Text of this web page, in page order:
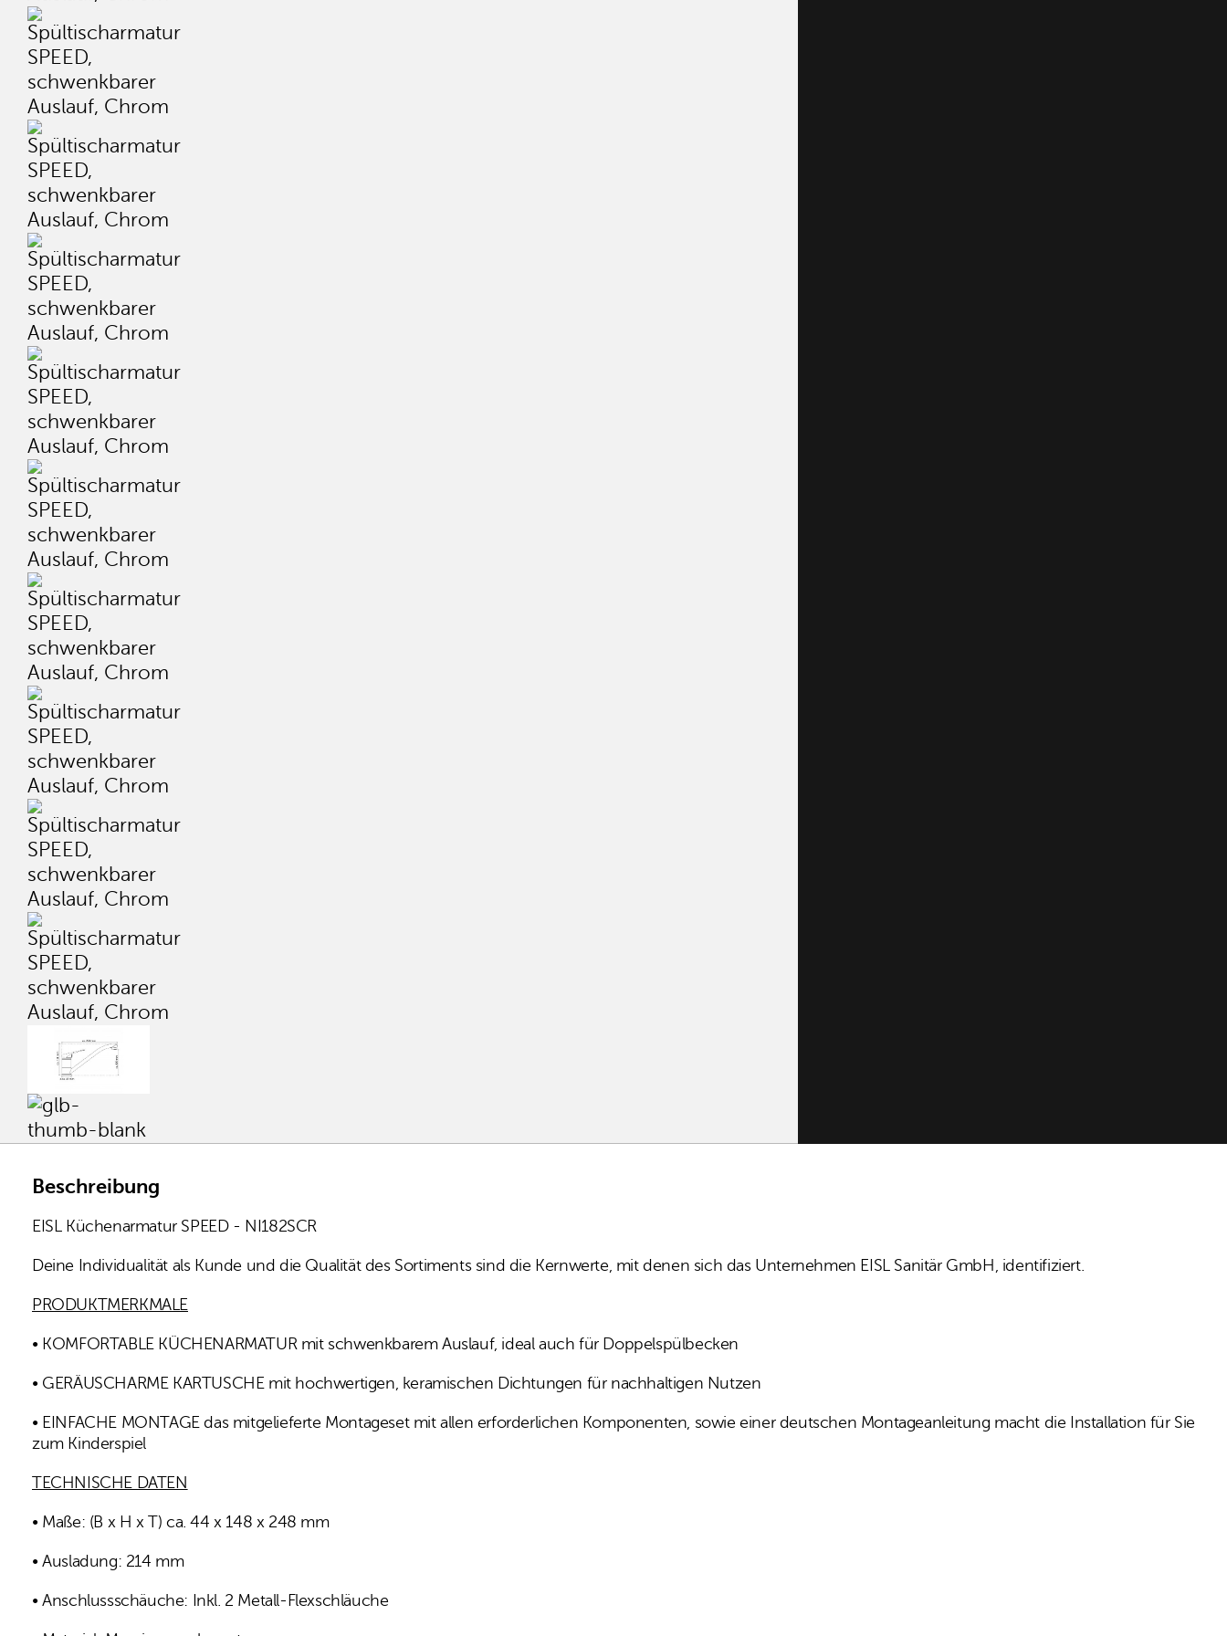
Beschreibung
EISL Küchenarmatur SPEED - NI182SCR
Deine Individualität als Kunde und die Qualität des Sortiments sind die Kernwerte, mit denen sich das Unternehmen EISL Sanitär GmbH, identifiziert.
PRODUKTMERKMALE
• KOMFORTABLE KÜCHENARMATUR mit schwenkbarem Auslauf, ideal auch für Doppelspülbecken
• GERÄUSCHARME KARTUSCHE mit hochwertigen, keramischen Dichtungen für nachhaltigen Nutzen
• EINFACHE MONTAGE das mitgelieferte Montageset mit allen erforderlichen Komponenten, sowie einer deutschen Montageanleitung macht die Installation für Sie
zum Kinderspiel
TECHNISCHE DATEN
• Maße: (B x H x T) ca. 44 x 148 x 248 mm
• Ausladung: 214 mm
• Anschlussschäuche: Inkl. 2 Metall-Flexschläuche